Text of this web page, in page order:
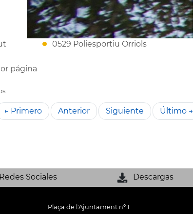
0529 Poliesportiu Orriols
página
← Primero Anterior Siguiente Último →
Redes Sociales Descargas
Plaça de l'Ajuntament nº 1